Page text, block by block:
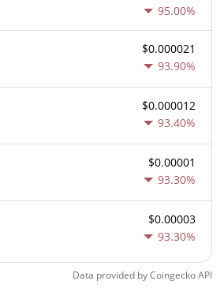
95.00%
$0.000021
93.90%
$0.000012
93.40%
$0.00001
93.30%
$0.00003
93.30%
Data provided byCoingeckoAPI